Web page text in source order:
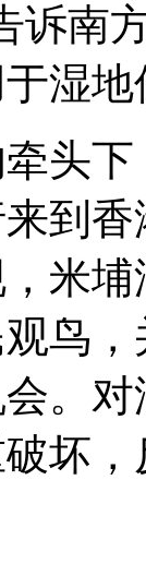
诉南
于湿
头
到
米
鸟
。
坏